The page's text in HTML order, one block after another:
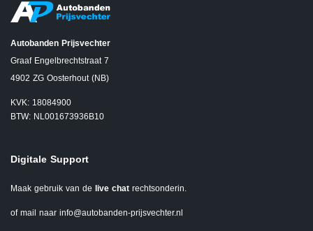
Autobanden Prijsvechter
Graaf Engelbrechtstraat 7
4902 ZG Oosterhout (NB)
KVK: 18084900
BTW: NL001673936B10
Digitale Support
Maak gebruik van de live chat rechtsonderin.
of mail naar info@autobanden-prijsvechter.nl